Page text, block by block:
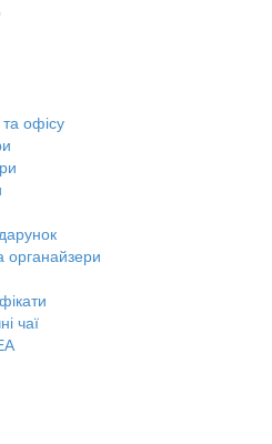
офісу
органайзери
чаї